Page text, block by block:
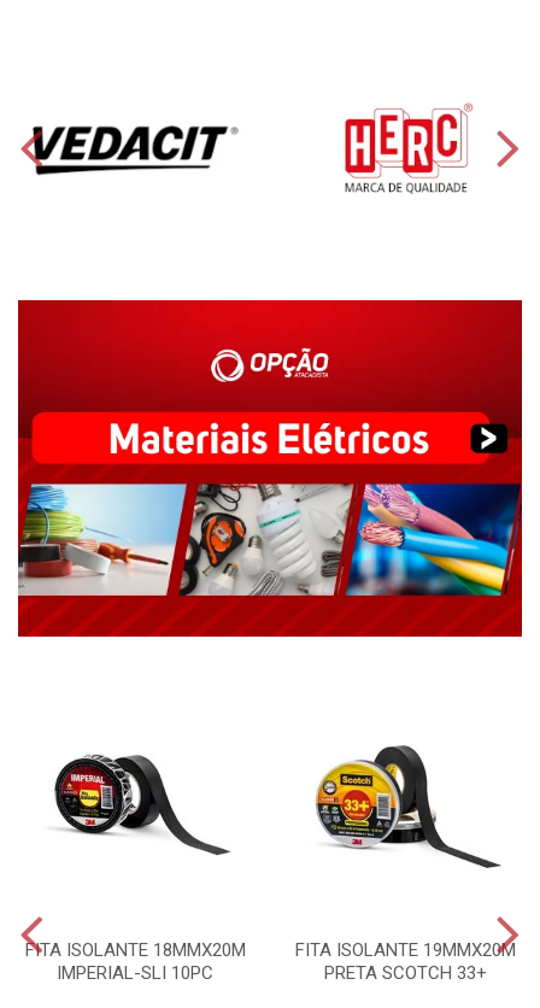
FITA ISOLANTE 18MMX20M
IMPERIAL-SLI 10PC
FITA ISOLANTE 19MMX20M
PRETA SCOTCH 33+